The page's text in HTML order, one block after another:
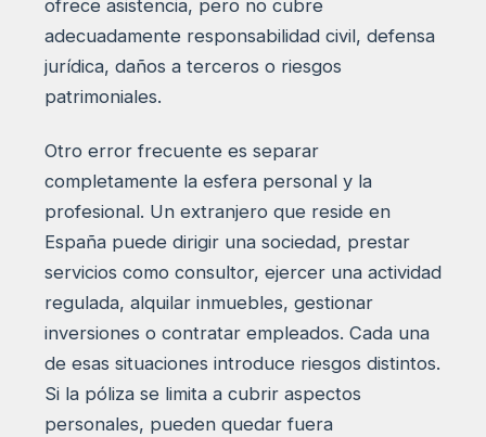
ofrece asistencia, pero no cubre
adecuadamente responsabilidad civil, defensa
jurídica, daños a terceros o riesgos
patrimoniales.
Otro error frecuente es separar
completamente la esfera personal y la
profesional. Un extranjero que reside en
España puede dirigir una sociedad, prestar
servicios como consultor, ejercer una actividad
regulada, alquilar inmuebles, gestionar
inversiones o contratar empleados. Cada una
de esas situaciones introduce riesgos distintos.
Si la póliza se limita a cubrir aspectos
personales, pueden quedar fuera